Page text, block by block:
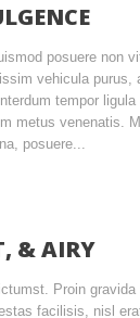
posuere non
vehicula purus,
tempor
metus venenatis.
posuere...
& AIRY
Proin
facilisis, nisl